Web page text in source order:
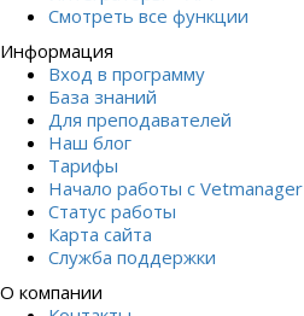
Смотреть все функции
Информация
Вход в программу
База знаний
Для преподавателей
Наш блог
Тарифы
Начало работы с Vetmanager
Статус работы
Карта сайта
Служба поддержки
О компании